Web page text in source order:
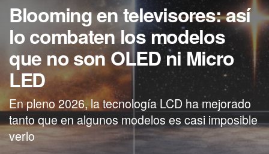
Blooming en televisores: así
lo combaten los modelos
que no son OLED ni Micro
LED
En pleno 2026, la tecnología LCD ha mejorado
tanto que en algunos modelos es casi imposible
verlo